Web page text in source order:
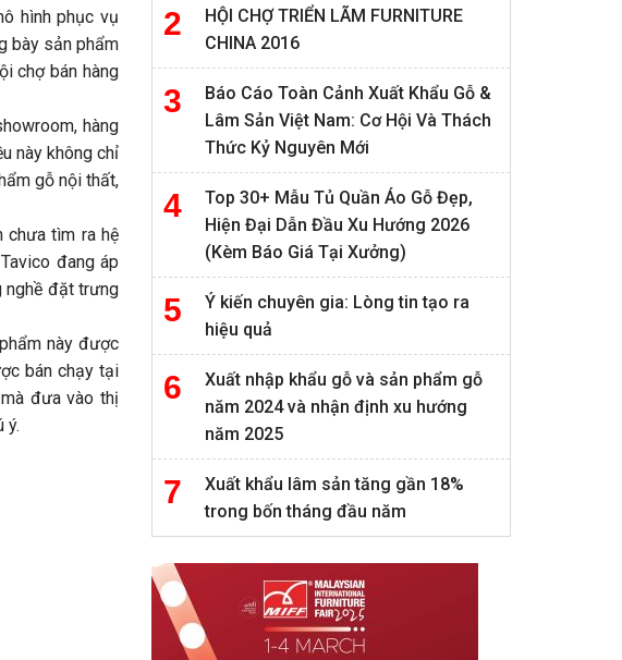
hình phục vụ
bày sản phẩm
chợ bán hàng
hàng
này không chỉ
gỗ nội thất,
chưa tìm ra hệ
đang áp
nghề đặt trưng
này được
bán chạy tại
đưa vào thị
ý.
HỘI CHỢ TRIỂN LÃM FURNITURE
CHINA 2016
Báo Cáo Toàn Cảnh Xuất Khẩu Gỗ &
Lâm Sản Việt Nam: Cơ Hội Và Thách
Thức Kỷ Nguyên Mới
Top 30+ Mẫu Tủ Quần Áo Gỗ Đẹp,
Hiện Đại Dẫn Đầu Xu Hướng 2026
(Kèm Báo Giá Tại Xưởng)
Ý kiến chuyên gia: Lòng tin tạo ra
hiệu quả
Xuất nhập khẩu gỗ và sản phẩm gỗ
năm 2024 và nhận định xu hướng
năm 2025
Xuất khẩu lâm sản tăng gần 18%
trong bốn tháng đầu năm